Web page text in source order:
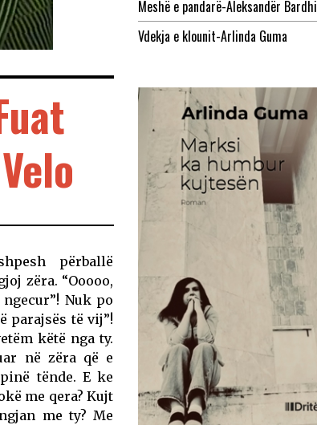
përballë
zëra. “Ooooo,
Nuk po
parajsës të vij”!
këtë nga ty.
në zëra që e
tënde. E ke
me qera? Kujt
me ty? Me
Meshë e pandarë-Aleksandër Bardhi
Vdekja e klounit-Arlinda Guma